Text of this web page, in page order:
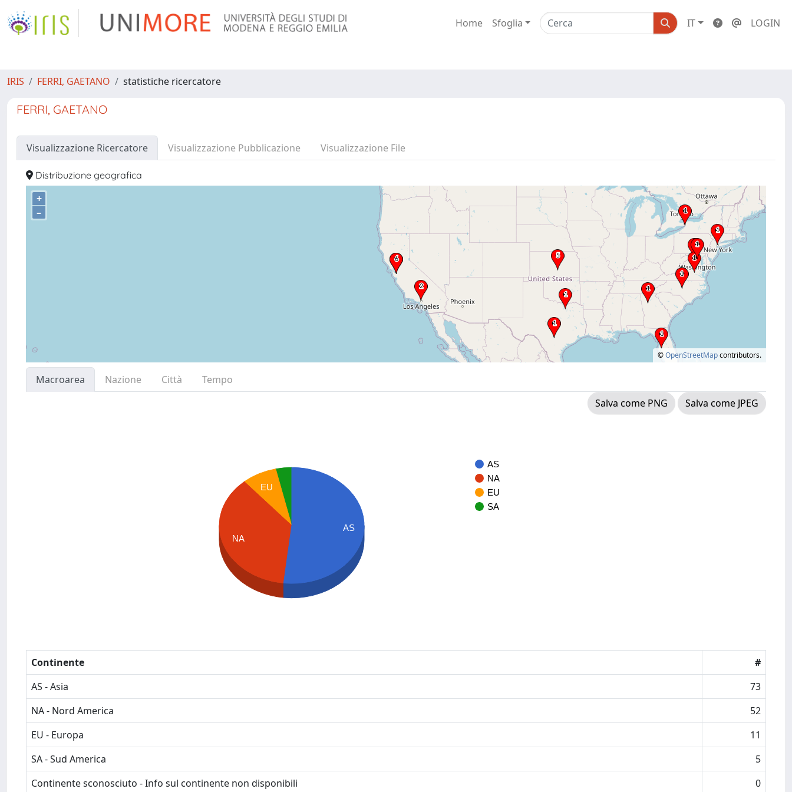
Home Sfoglia IT LOGIN
IRIS FERRI, GAETANO statistiche ricercatore
FERRI, GAETANO
Visualizzazione Ricercatore Visualizzazione Pubblicazione Visualizzazione File
Distribuzione geografica
+
–
©OpenStreetMapcontributors.
Macroarea Nazione Città
Tempo
Salva come PNG
Salva come JPEG
AS
NA
EU
SA
EU
NA
AS
Continente
#
AS - Asia
73
NA - Nord America
52
EU - Europa
11
SA - Sud America
5
Continente sconosciuto - Info sul continente non disponibili
0